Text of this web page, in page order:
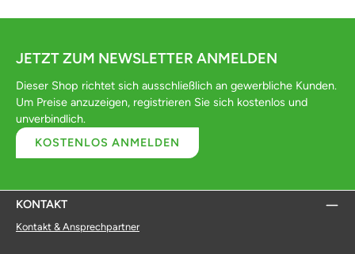
JETZT ZUM NEWSLETTER ANMELDEN
Dieser Shop richtet sich ausschließlich an gewerbliche Kunden.
Um Preise anzuzeigen, registrieren Sie sich kostenlos und
unverbindlich.
KOSTENLOS ANMELDEN
KONTAKT
Kontakt & Ansprechpartner